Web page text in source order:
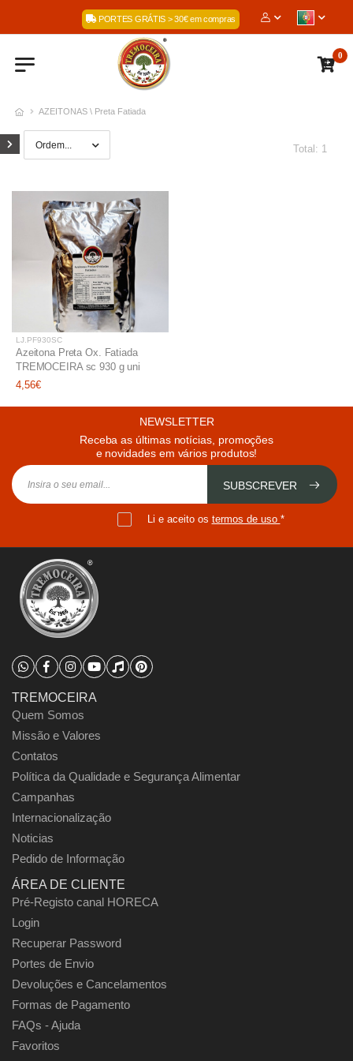
Bem-Vindos à
PORTES GRÁTIS > 30€ em compras
0
AZEITONAS \ Preta Fatiada
Total: 1
LJ.PF930SC
Azeitona Preta Ox. Fatiada
TREMOCEIRA sc 930 g uni
4,56€
NEWSLETTER
Receba as últimas notícias, promoções
e novidades em vários produtos!
SUBSCREVER
Li e aceito os termos de uso *
TREMOCEIRA
Quem Somos
Missão e Valores
Contatos
Política da Qualidade e Segurança Alimentar
Campanhas
Internacionalização
Noticias
Pedido de Informação
ÁREA DE CLIENTE
Pré-Registo canal HORECA
Login
Recuperar Password
Portes de Envio
Devoluções e Cancelamentos
Formas de Pagamento
FAQs - Ajuda
Favoritos